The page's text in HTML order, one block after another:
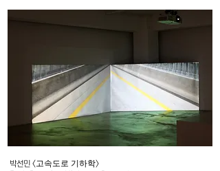
박선민 <고속도로 기하학>